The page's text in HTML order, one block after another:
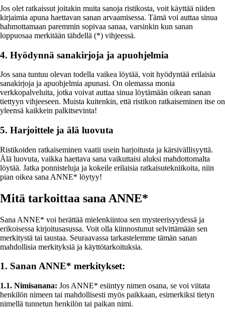
Jos olet ratkaissut joitakin muita sanoja ristikosta, voit käyttää niiden
kirjaimia apuna haettavan sanan arvaamisessa. Tämä voi auttaa sinua
hahmottamaan paremmin sopivaa sanaa, varsinkin kun sanan
loppuosaa merkitään tähdellä (*) vihjeessä.
4. Hyödynnä sanakirjoja ja apuohjelmia
Jos sana tuntuu olevan todella vaikea löytää, voit hyödyntää erilaisia
sanakirjoja ja apuohjelmia apunasi. On olemassa monia
verkkopalveluita, jotka voivat auttaa sinua löytämään oikean sanan
tiettyyn vihjeeseen. Muista kuitenkin, että ristikon ratkaiseminen itse on
yleensä kaikkein palkitsevinta!
5. Harjoittele ja älä luovuta
Ristikoiden ratkaiseminen vaatii usein harjoitusta ja kärsivällisyyttä.
Älä luovuta, vaikka haettava sana vaikuttaisi aluksi mahdottomalta
löytää. Jatka ponnisteluja ja kokeile erilaisia ratkaisutekniikoita, niin
pian oikea sana ANNE* löytyy!
Mitä tarkoittaa sana ANNE*
Sana ANNE* voi herättää mielenkiintoa sen mysteerisyydessä ja
erikoisessa kirjoitusasussa. Voit olla kiinnostunut selvittämään sen
merkitystä tai taustaa. Seuraavassa tarkastelemme tämän sanan
mahdollisia merkityksiä ja käyttötarkoituksia.
1. Sanan ANNE* merkitykset:
1.1. Nimisanana: Jos ANNE* esiintyy nimen osana, se voi viitata
henkilön nimeen tai mahdollisesti myös paikkaan, esimerkiksi tietyn
nimellä tunnetun henkilön tai paikan nimi.